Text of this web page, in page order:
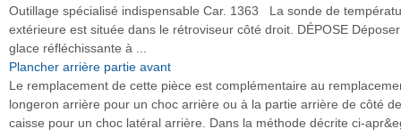
Outillage spécialisé indispensable Car. 1363 La sonde de
extérieure est située dans le rétroviseur côté droit. DÉPOSE
glace réfléchissante à ...
Plancher arrière partie avant
Le remplacement de cette pièce est complémentaire au
longeron arrière pour un choc arrière ou à la partie arrière de côté de
caisse pour un choc latéral arrière. Dans la méthode décrite ci-